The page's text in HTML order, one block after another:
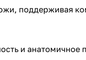
поддерживая
и анатомичное